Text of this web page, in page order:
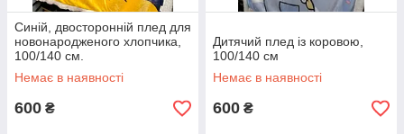
Синій, двосторонній плед для
новонародженого хлопчика,
100/140 см.
Немає в наявності
600 ₴
Дитячий плед із коровою,
100/140 см
Немає в наявності
600 ₴